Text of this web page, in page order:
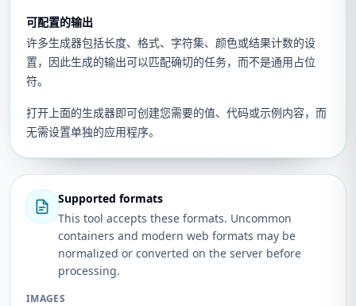
可配置的输出
许多生成器包括长度、格式、字符集、颜色或结果计数的设
置，因此生成的输出可以匹配确切的任务，而不是通用占位
符。
打开上面的生成器即可创建您需要的值、代码或示例内容，而
无需设置单独的应用程序。
Supported formats
This tool accepts these formats. Uncommon
containers and modern web formats may be
normalized or converted on the server before
processing.
IMAGES